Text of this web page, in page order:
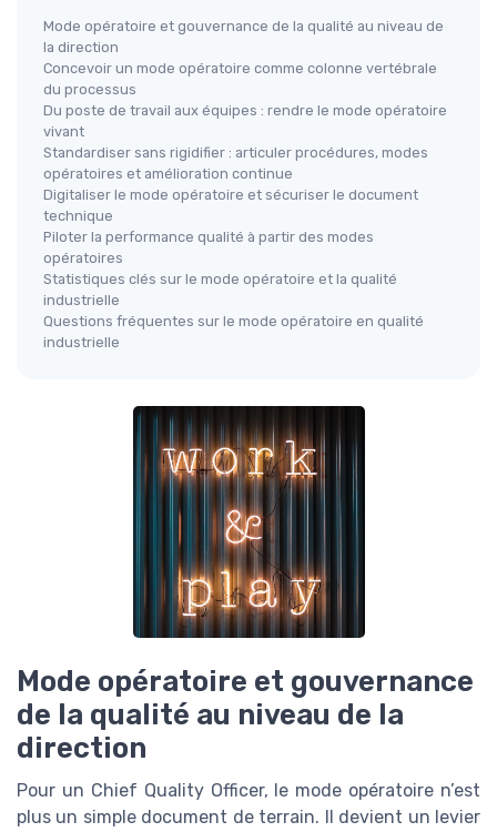
Mode opératoire et gouvernance de la qualité au niveau de
la direction
Concevoir un mode opératoire comme colonne vertébrale
du processus
Du poste de travail aux équipes : rendre le mode opératoire
vivant
Standardiser sans rigidifier : articuler procédures, modes
opératoires et amélioration continue
Digitaliser le mode opératoire et sécuriser le document
technique
Piloter la performance qualité à partir des modes
opératoires
Statistiques clés sur le mode opératoire et la qualité
industrielle
Questions fréquentes sur le mode opératoire en qualité
industrielle
Mode opératoire et gouvernance
de la qualité au niveau de la
direction
Pour un Chief Quality Officer, le mode opératoire n’est
plus un simple document de terrain. Il devient un levier